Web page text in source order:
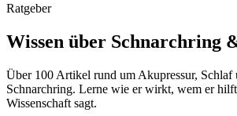
Ratgeber
Wissen über Schnarchring
Über 100 Artikel rund um Akupressur, Schlaf
Schnarchring. Lerne wie er wirkt, wem er
Wissenschaft sagt.